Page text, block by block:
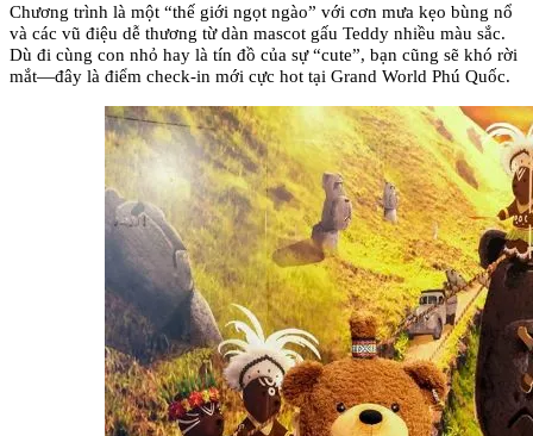
Chương trình là một “thế giới ngọt ngào” với cơn mưa kẹo bùng nổ
và các vũ điệu dễ thương từ dàn mascot gấu Teddy nhiều màu sắc.
Dù đi cùng con nhỏ hay là tín đồ của sự “cute”, bạn cũng sẽ khó rời
mắt—đây là điểm check-in mới cực hot tại Grand World Phú Quốc.